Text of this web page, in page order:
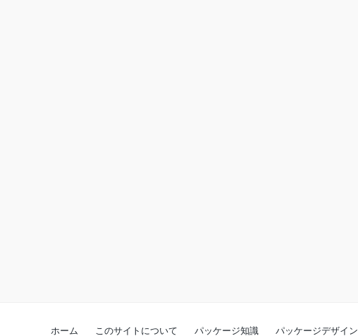
ホーム このサイトについて パッケージ知識 パッケージデザイン